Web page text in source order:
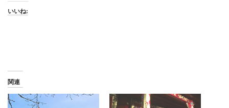
いいね:
関連